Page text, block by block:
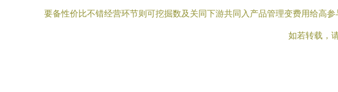
要备性价比不错经营环节则可挖掘数及关同下游共同入产品管理变费用给高
如若转载，